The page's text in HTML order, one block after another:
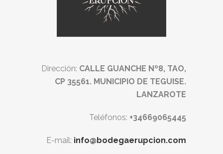
Dirección: CALLE GUANCHE Nº8, TAO,
CP 35561. MUNICIPIO DE TEGUISE.
LANZAROTE
Teléfonos: +34669065445
E-mail: info@bodegaerupcion.com